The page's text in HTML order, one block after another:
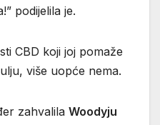
podijelila je.
CBD koji joj pomaže
više uopće nema.
zahvalila Woodyju